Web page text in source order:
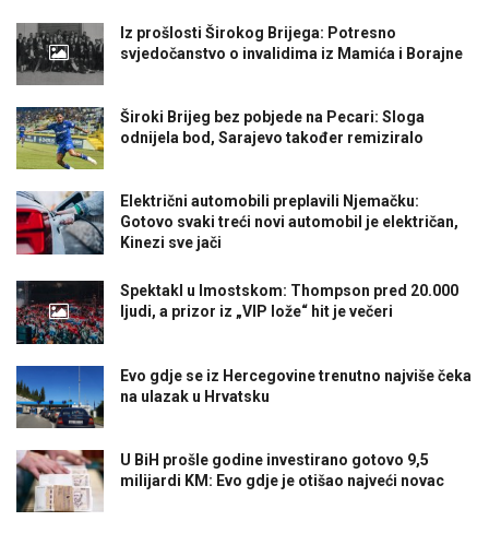
Iz prošlosti Širokog Brijega: Potresno
svjedočanstvo o invalidima iz Mamića i Borajne
Široki Brijeg bez pobjede na Pecari: Sloga
odnijela bod, Sarajevo također remiziralo
Električni automobili preplavili Njemačku:
Gotovo svaki treći novi automobil je električan,
Kinezi sve jači
Spektakl u Imostskom: Thompson pred 20.000
ljudi, a prizor iz „VIP lože“ hit je večeri
Evo gdje se iz Hercegovine trenutno najviše čeka
na ulazak u Hrvatsku
U BiH prošle godine investirano gotovo 9,5
milijardi KM: Evo gdje je otišao najveći novac